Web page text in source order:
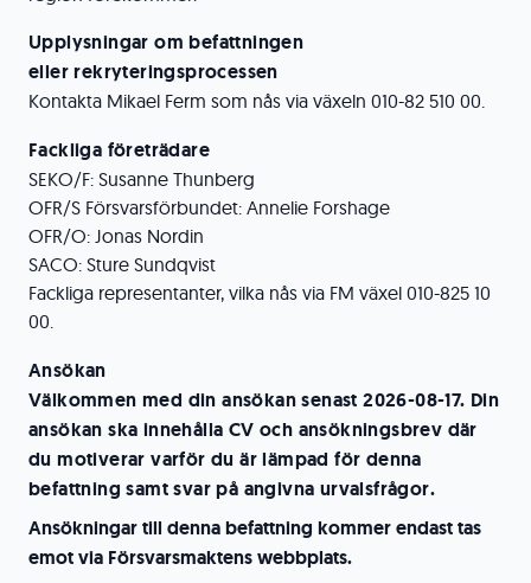
Upplysningar om befattningen
eller rekryteringsprocessen
Kontakta Mikael Ferm som nås via växeln 010-82 510 00.
Fackliga företrädare
SEKO/F: Susanne Thunberg
OFR/S Försvarsförbundet: Annelie Forshage
OFR/O: Jonas Nordin
SACO: Sture Sundqvist
Fackliga representanter, vilka nås via FM växel 010-825 10
00.
Ansökan
Välkommen med din ansökan senast 2026-08-17. Din
ansökan ska innehålla CV och ansökningsbrev där
du motiverar varför du är lämpad för denna
befattning samt svar på angivna urvalsfrågor.
Ansökningar till denna befattning kommer endast tas
emot via Försvarsmaktens webbplats.